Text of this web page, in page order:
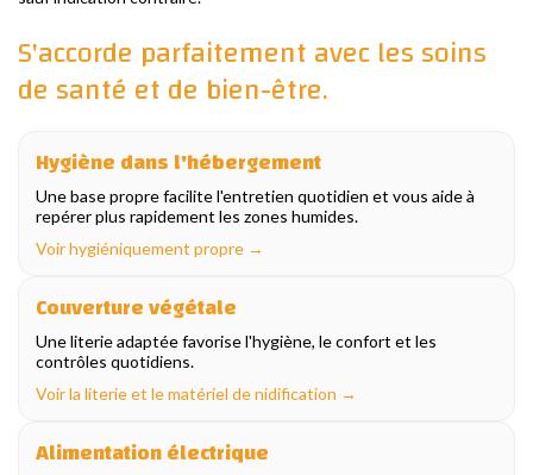
S'accorde parfaitement avec les soins
de santé et de bien-être.
Hygiène dans l'hébergement
Une base propre facilite l'entretien quotidien et vous aide à
repérer plus rapidement les zones humides.
Voir hygiéniquement propre →
Couverture végétale
Une literie adaptée favorise l'hygiène, le confort et les
contrôles quotidiens.
Voir la literie et le matériel de nidification →
Alimentation électrique